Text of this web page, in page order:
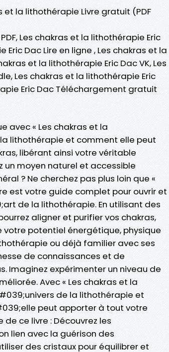
et la lithothérapie Livre gratuit (PDF
Les chakras et la lithothérapie Eric
Dac Lire en ligne , Les chakras et la
et la lithothérapie Eric Dac VK, Les
Les chakras et la lithothérapie Eric
Eric Dac Téléchargement gratuit
avec « Les chakras et la
lithothérapie et comment elle peut
libérant ainsi votre véritable
un moyen naturel et accessible
? Ne cherchez pas plus loin que «
est votre guide complet pour ouvrir et
de la lithothérapie. En utilisant des
aligner et purifier vos chakras,
potentiel énergétique, physique
ou déjà familier avec ses
de connaissances et de
Imaginez expérimenter un niveau de
Avec « Les chakras et la
de la lithothérapie et
peut apporter à tout votre
ce livre : Découvrez les
lien avec la guérison des
des cristaux pour équilibrer et